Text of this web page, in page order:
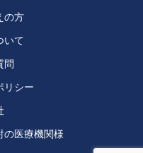
の方
いて
問
リシー
の医療機関様